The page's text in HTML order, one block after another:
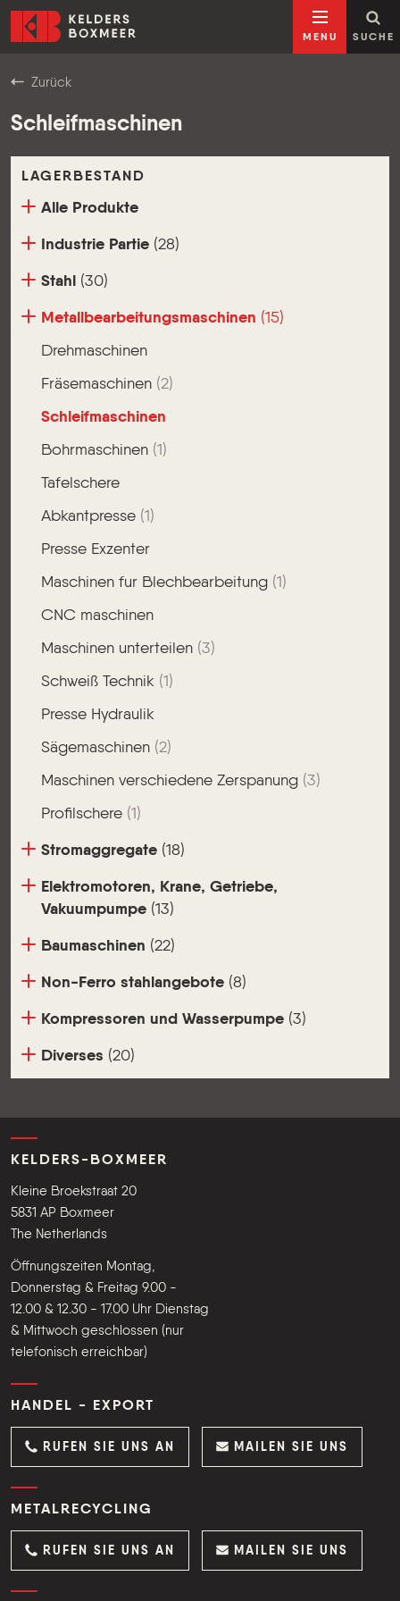
Zum Inhalt springen
Kelders Boxmeer
MENU SUCHE
Zurück
Schleifmaschinen
LAGERBESTAND
Alle Produkte
Industrie Partie (28)
Stahl (30)
Metallbearbeitungsmaschinen (15)
Drehmaschinen
Fräsemaschinen (2)
Schleifmaschinen
Bohrmaschinen (1)
Tafelschere
Abkantpresse (1)
Presse Exzenter
Maschinen fur Blechbearbeitung (1)
CNC maschinen
Maschinen unterteilen (3)
Schweiß Technik (1)
Presse Hydraulik
Sägemaschinen (2)
Maschinen verschiedene Zerspanung (3)
Profilschere (1)
Stromaggregate (18)
Elektromotoren, Krane, Getriebe,
Vakuumpumpe (13)
Baumaschinen (22)
Non-Ferro stahlangebote (8)
Kompressoren und Wasserpumpe (3)
Diverses (20)
KELDERS-BOXMEER
Kleine Broekstraat 20
5831 AP Boxmeer
The Netherlands
Öffnungszeiten Montag,
Donnerstag & Freitag 9.00 -
12.00 & 12.30 - 17.00 Uhr Dienstag
& Mittwoch geschlossen (nur
telefonisch erreichbar)
HANDEL - EXPORT
RUFEN SIE UNS AN MAILEN SIE UNS
METALRECYCLING
RUFEN SIE UNS AN MAILEN SIE UNS